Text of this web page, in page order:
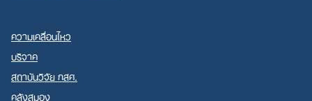
ความเคลื่อนไหว
บริจาค
สถาบันวิจัย กสศ.
คลังสมอง